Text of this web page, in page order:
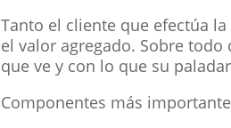
Tanto el cliente que efectúa
el valor agregado. Sobre
que ve y con lo que su
Componentes más